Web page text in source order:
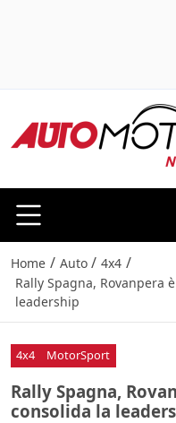
Home / Auto / 4x4 /
Rally Spagna, Rovanpera
leadership
4x4 MotorSport
Rally Spagna,
consolida la